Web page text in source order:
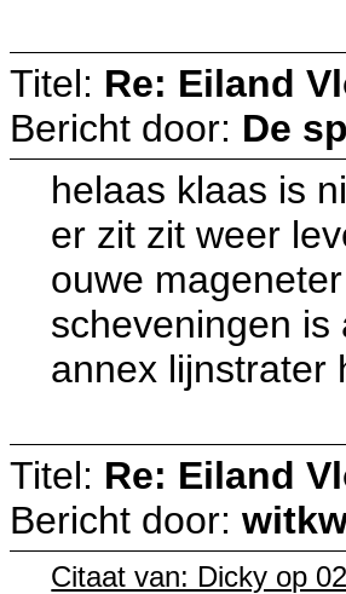
Titel: Re: Eiland
Bericht door: De
helaas klaas is
er zit zit weer
ouwe
scheveningen
annex lijnstrater
Titel: Re: Eiland
Bericht door:
Citaat van: Dicky op